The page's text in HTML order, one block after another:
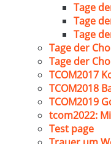
Tage
Tage
Tage
Tage der
Tage der
TCOM2017
TCOM2018
TCOM2019
tcom2022:
Test page